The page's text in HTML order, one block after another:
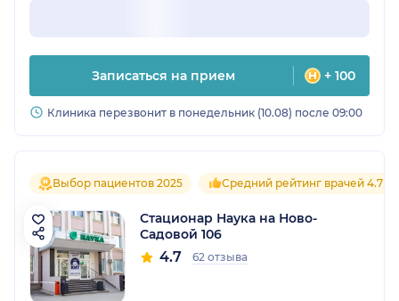
Записаться на прием + 100
Клиника перезвонит в понедельник (10.08) после 09:00
Выбор пациентов 2025 Средний рейтинг врачей 4.7
Стационар Наука на Ново-
Садовой 106
4.7 62 отзыва